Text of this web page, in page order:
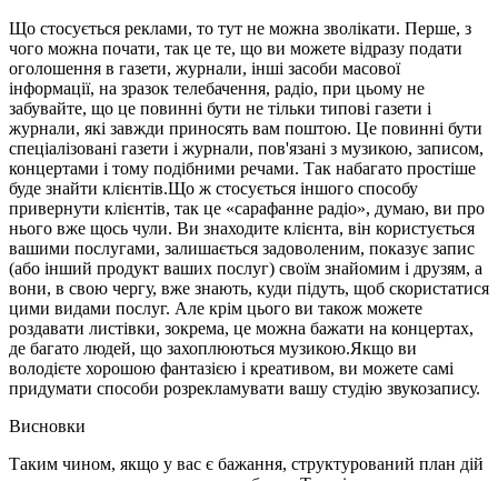
Що стосується реклами, то тут не можна зволікати. Перше, з
чого можна почати, так це те, що ви можете відразу подати
оголошення в газети, журнали, інші засоби масової
інформації, на зразок телебачення, радіо, при цьому не
забувайте, що це повинні бути не тільки типові газети і
журнали, які завжди приносять вам поштою. Це повинні бути
спеціалізовані газети і журнали, пов'язані з музикою, записом,
концертами і тому подібними речами. Так набагато простіше
буде знайти клієнтів.Що ж стосується іншого способу
привернути клієнтів, так це «сарафанне радіо», думаю, ви про
нього вже щось чули. Ви знаходите клієнта, він користується
вашими послугами, залишається задоволеним, показує запис
(або інший продукт ваших послуг) своїм знайомим і друзям, а
вони, в свою чергу, вже знають, куди підуть, щоб скористатися
цими видами послуг. Але крім цього ви також можете
роздавати листівки, зокрема, це можна бажати на концертах,
де багато людей, що захоплюються музикою.Якщо ви
володієте хорошою фантазією і креативом, ви можете самі
придумати способи розрекламувати вашу студію звукозапису.
Висновки
Таким чином, якщо у вас є бажання, структурований план дій